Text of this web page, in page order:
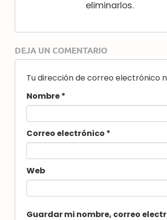
eliminarlos.
DEJA UN COMENTARIO
Tu dirección de correo electrónico
Nombre*
Correo electrónico *
Web
Guardar mi nombre, correo